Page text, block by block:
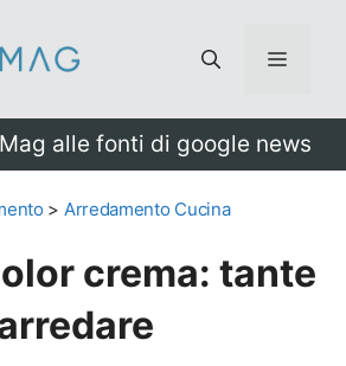
Menu
alle fonti di google news
> Arredamento Cucina
crema: tante